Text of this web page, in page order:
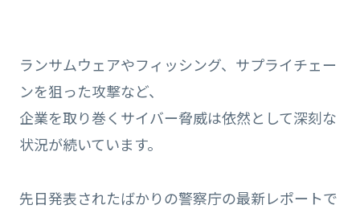
ランサムウェアやフィッシング、サプライチェー
ンを狙った攻撃など、
企業を取り巻くサイバー脅威は依然として深刻な
状況が続いています。
先日発表されたばかりの警察庁の最新レポートで